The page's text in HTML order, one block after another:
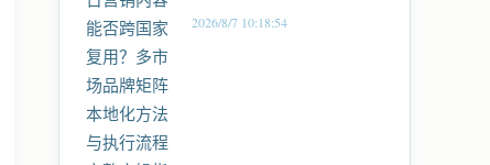
实操指南
2026/8/7 10:18:54